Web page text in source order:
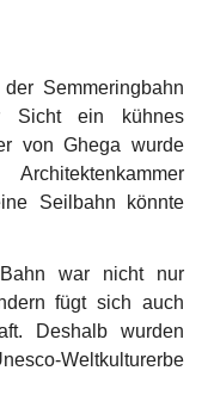
Semmeringbahn
Sicht ein kühnes
von Ghega wurde
Seilbahn könnte
war nicht nur
fügt sich auch
Deshalb wurden
Weltkulturerbe